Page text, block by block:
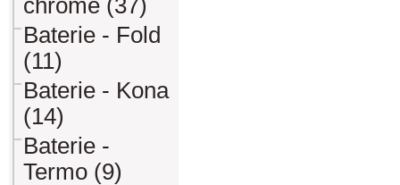
chrome (37)
Baterie - Fold
(11)
Baterie - Kona
(14)
Baterie -
Termo (9)